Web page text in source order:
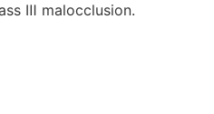
Ⅲ malocclusion.